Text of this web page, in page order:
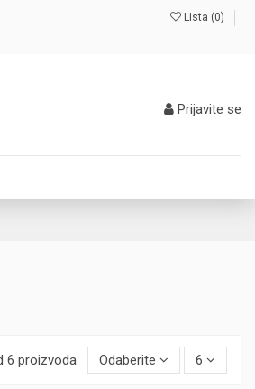
Lista (0)
Prijavite se
6 proizvoda Odaberite 6